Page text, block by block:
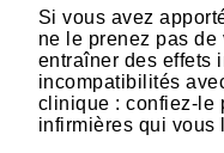
Si vous avez
ne le prenez pas
entraîner des effets
incompatibilités
clinique : confiez-le
infirmières qui vous